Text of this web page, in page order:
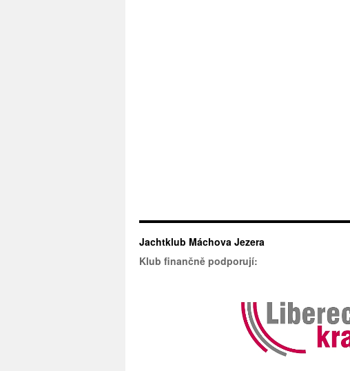
Jachtklub Máchova Jezera
Klub finančně podporují: